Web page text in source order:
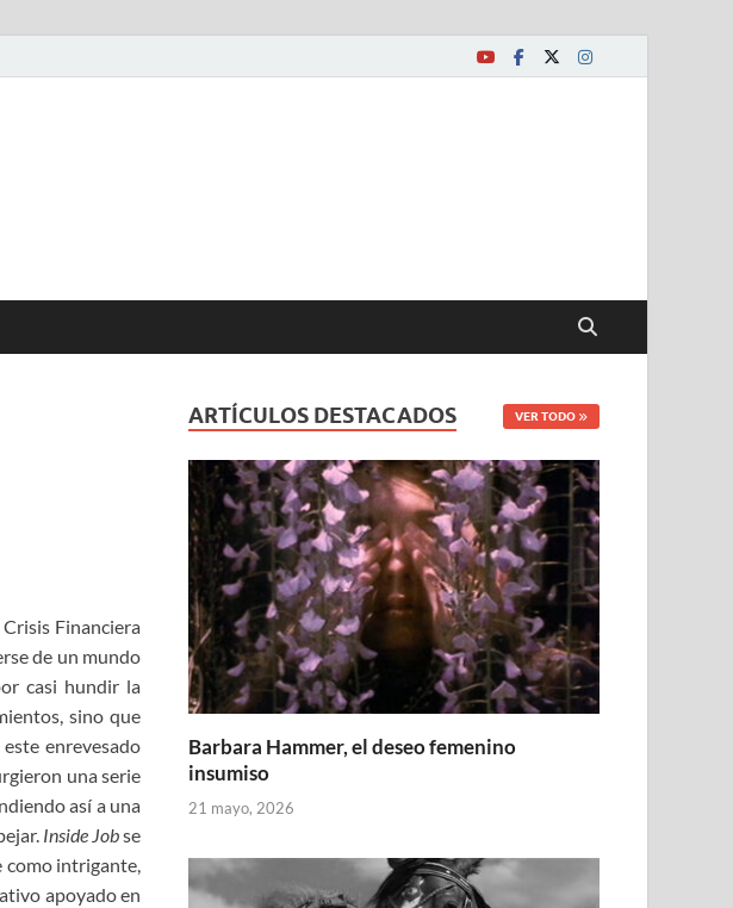
Financiera
de un mundo
casi hundir la
sino que
enrevesado
una serie
así a una
Inside Jobse
como intrigante,
apoyado en
ARTÍCULOS DESTACADOS VER TODO
Barbara Hammer, el deseo femenino
insumiso
21 mayo, 2026